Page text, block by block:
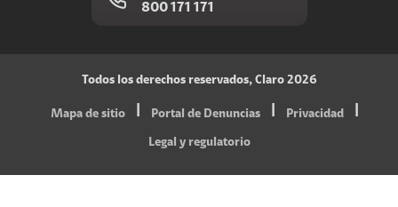
800 171 171
Todos los derechos reservados, Claro 2026
Mapa de sitio Portal de Denuncias Privacidad
Legal y regulatorio